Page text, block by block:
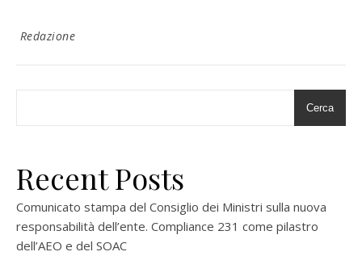
Redazione
Cerca
Recent Posts
Comunicato stampa del Consiglio dei Ministri sulla nuova
responsabilità dell’ente. Compliance 231 come pilastro
dell’AEO e del SOAC